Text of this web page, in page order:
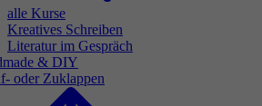
alle Kurse
Kreatives Schreiben
Literatur im Gespräch
& DIY
oder Zuklappen